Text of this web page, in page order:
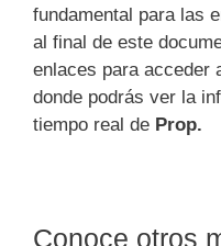
fundamental para las
al final de este
enlaces para acceder
donde podrás ver la
tiempo real de Prop.
Conoce otros